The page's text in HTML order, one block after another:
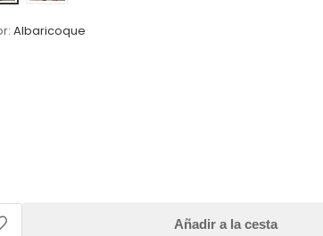
Albaricoque
Añadir a la cesta